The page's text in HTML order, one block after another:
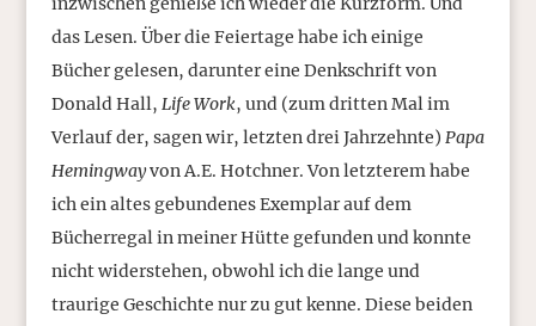
das Lesen. Über die Feiertage habe ich einige
Bücher gelesen, darunter eine Denkschrift von
Donald Hall, Life Work, und (zum dritten Mal im
Verlauf der, sagen wir, letzten drei Jahrzehnte) Papa
Hemingwayvon A.E. Hotchner. Von letzterem habe
ich ein altes gebundenes Exemplar auf dem
Bücherregal in meiner Hütte gefunden und konnte
nicht widerstehen, obwohl ich die lange und
traurige Geschichte nur zu gut kenne. Diese beiden